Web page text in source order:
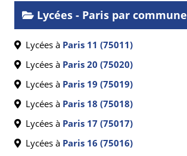
Lycées - Paris par commune
Lycées à Paris 11 (75011)
Lycées à Paris 20 (75020)
Lycées à Paris 19 (75019)
Lycées à Paris 18 (75018)
Lycées à Paris 17 (75017)
Lycées à Paris 16 (75016)